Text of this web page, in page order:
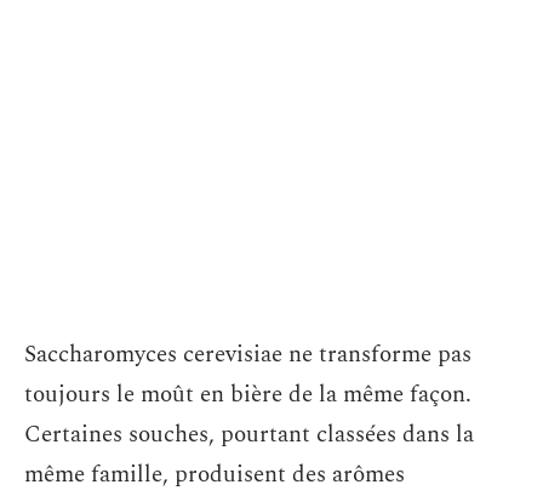
Saccharomyces cerevisiae ne transforme pas
toujours le moût en bière de la même façon.
Certaines souches, pourtant classées dans la
même famille, produisent des arômes